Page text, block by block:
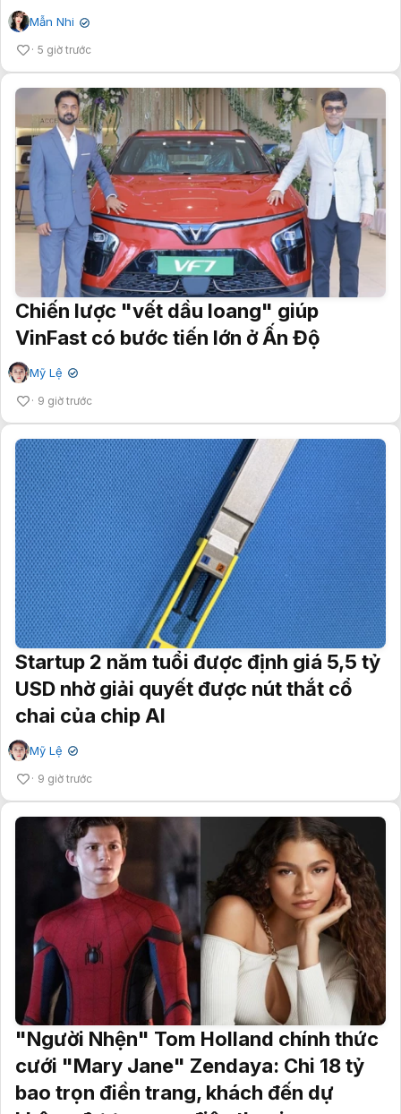
Mẫn Nhi ✔
5 giờ trước
Chiến lược "vết dầu loang" giúp
VinFast có bước tiến lớn ở Ấn Độ
Mỹ Lệ ✔
9 giờ trước
Startup 2 năm tuổi được định giá 5,5 tỷ
USD nhờ giải quyết được nút thắt cổ
chai của chip AI
Mỹ Lệ ✔
9 giờ trước
"Người Nhện" Tom Holland chính thức
cưới "Mary Jane" Zendaya: Chi 18 tỷ
bao trọn điền trang, khách đến dự